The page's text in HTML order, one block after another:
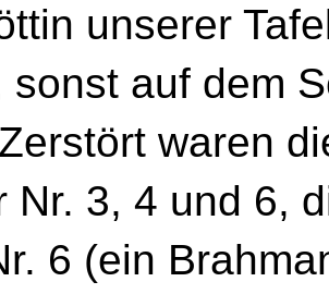
unserer
sonst auf dem
waren
Nr. 3, 4 und 6,
6 (ein